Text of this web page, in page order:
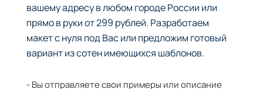
вашему адресу в любом городе России или
прямо в руки от 299 рублей. Разработаем
макет с нуля под Вас или предложим готовый
вариант из сотен имеющихся шаблонов.
- Вы отправляете свои примеры или описание